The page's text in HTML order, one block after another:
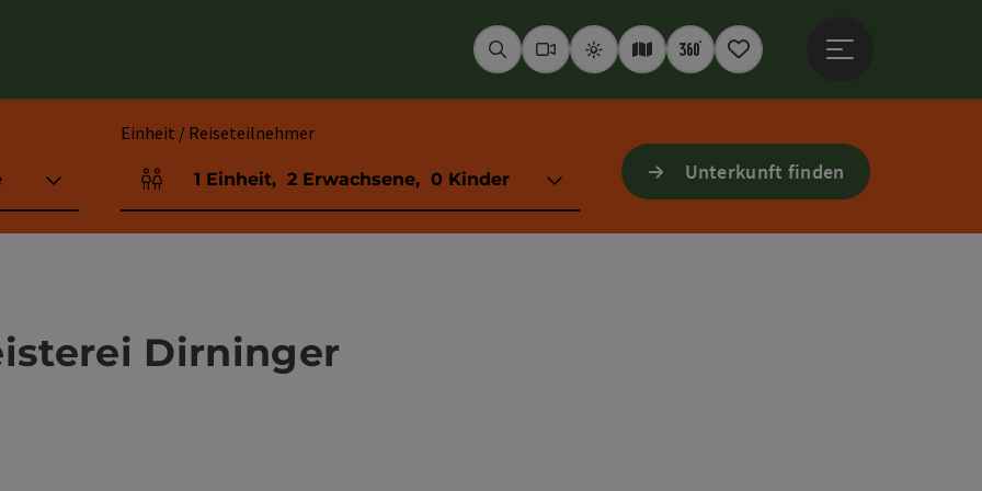
SuchenWebcams
WetterInteraktive Karte
360° Panoramen
Merkzettel
Einheit / Reiseteilnehmer
Einheitenanzahl und Personenfelder
1 Einheit, 2 Erwachsene, 0 Kinder Unterkunft finden
Dirninger